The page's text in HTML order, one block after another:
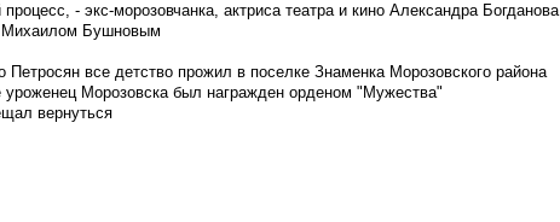
- экс-морозовчанка, актриса театра и кино Александра Богданова
Михаилом Бушновым
все детство прожил в поселке Знаменка Морозовского района
уроженец Морозовска был награжден орденом "Мужества"
вернуться